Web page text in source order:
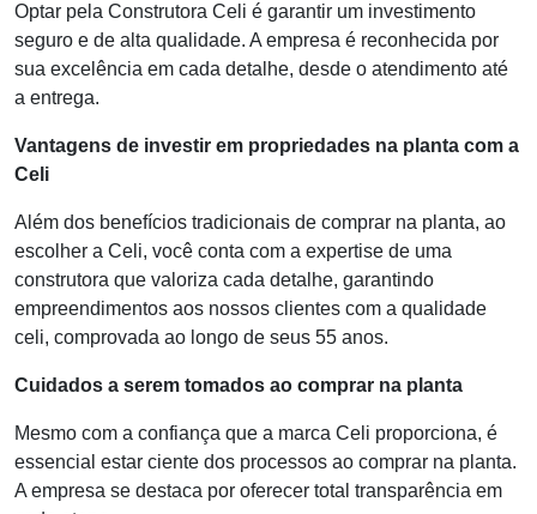
Optar pela Construtora Celi é garantir um investimento
seguro e de alta qualidade. A empresa é reconhecida por
sua excelência em cada detalhe, desde o atendimento até
a entrega.
Vantagens de investir em propriedades na planta com a
Celi
Além dos benefícios tradicionais de comprar na planta, ao
escolher a Celi, você conta com a expertise de uma
construtora que valoriza cada detalhe, garantindo
empreendimentos aos nossos clientes com a qualidade
celi, comprovada ao longo de seus 55 anos.
Cuidados a serem tomados ao comprar na planta
Mesmo com a confiança que a marca Celi proporciona, é
essencial estar ciente dos processos ao comprar na planta.
A empresa se destaca por oferecer total transparência em